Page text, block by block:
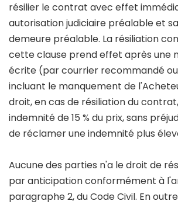
résilier le contrat avec effet
autorisation judiciaire préalable et
demeure préalable. La résiliation
cette clause prend effet après une
écrite (par courrier recommandé
incluant le manquement de
droit, en cas de résiliation du
indemnité de 15 % du prix, sans
de réclamer une indemnité plus
Aucune des parties n'a le droit de
par anticipation conformément à
paragraphe 2, du Code Civil. En